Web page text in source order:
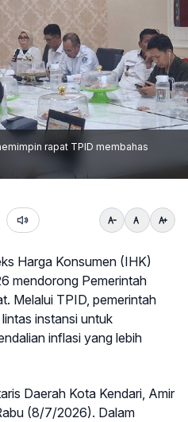
rapat TPID membahas
Harga Konsumen (IHK)
mendorong Pemerintah
Melalui TPID, pemerintah
instansi untuk
inflasi yang lebih
Daerah Kota Kendari, Amir
(8/7/2026). Dalam